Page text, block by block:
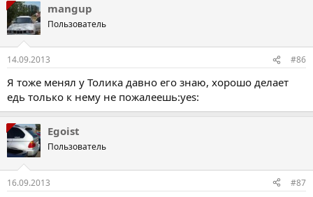
mangup
Пользователь
14.09.2013 #86
Я тоже менял у Толика давно его знаю, хорошо делает
едь только к нему не пожалеешь:yes:
Egoist
Пользователь
16.09.2013 #87